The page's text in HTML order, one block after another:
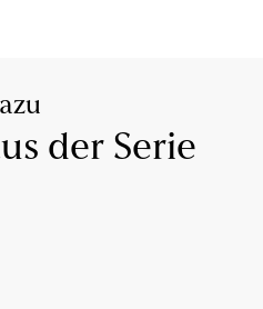
der Serie